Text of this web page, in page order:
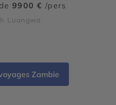
9900 € /pers
Luangwa
Zambie